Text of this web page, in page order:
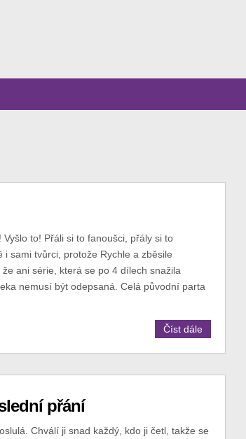
to! Přáli si to fanoušci, přály si to
i sami tvůrci, protože Rychle a zběsile
ani série, která se po 4 dílech snažila
nemusí být odepsaná. Celá původní parta
Číst dále
přání
Chválí ji snad každý, kdo ji četl, takže se